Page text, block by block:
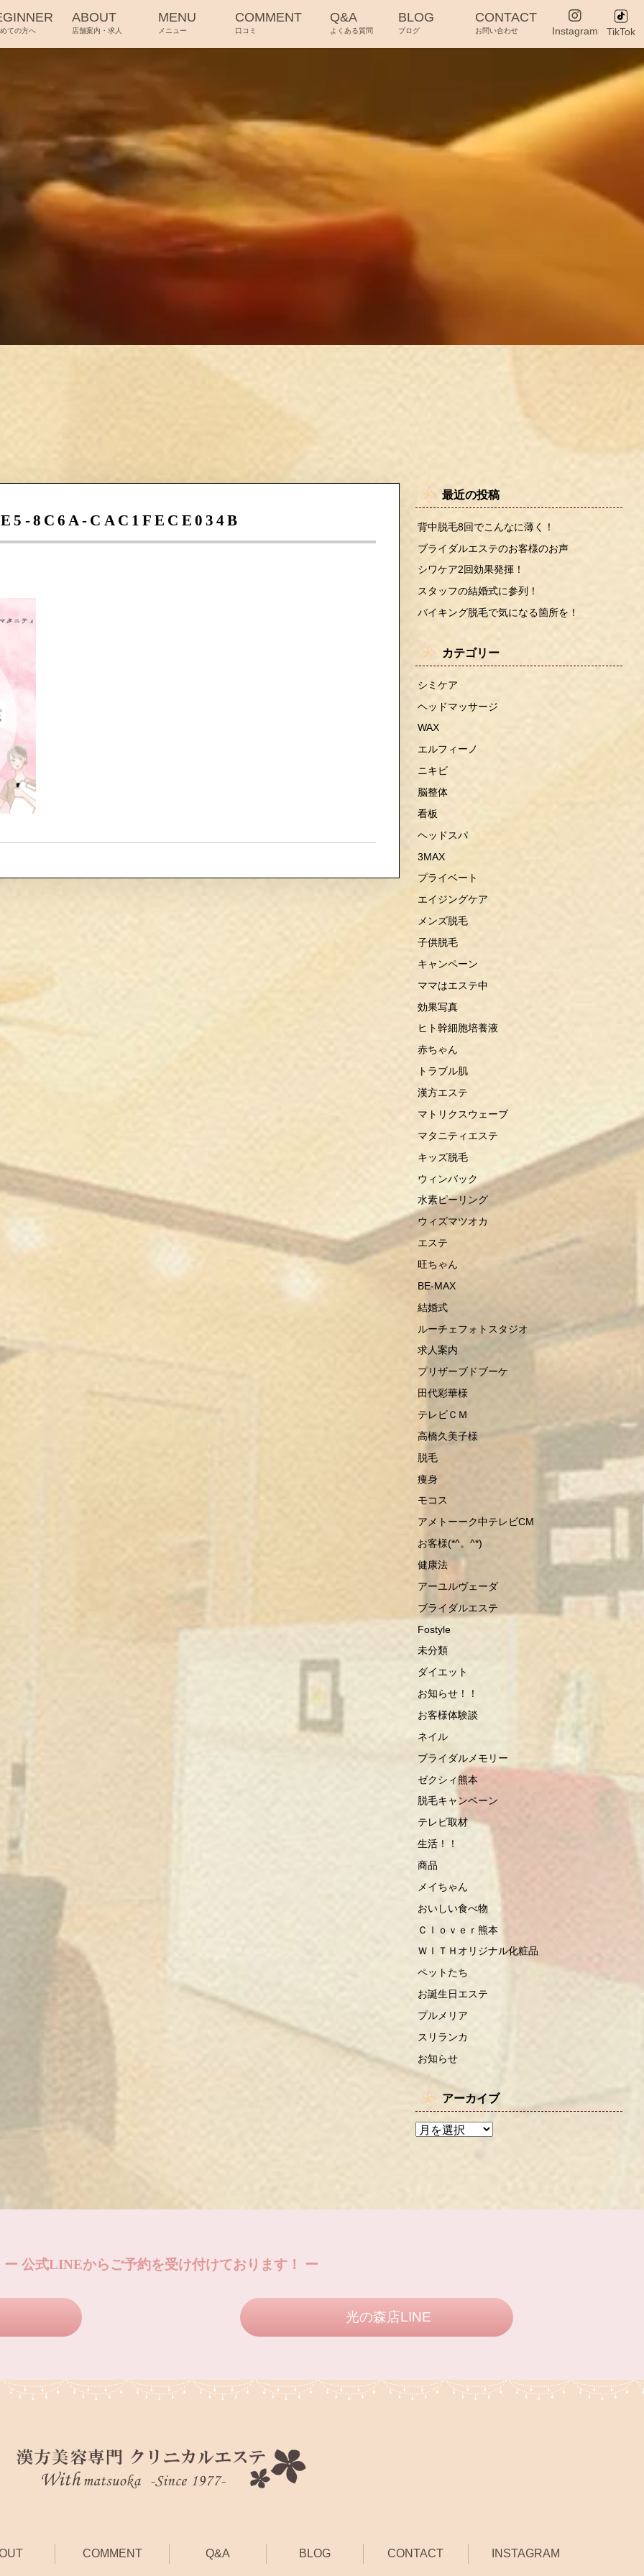
ての方へ
ABOUT
店舗案内・求人
MENU
メニュー
COMMENT
口コミ
Q&A
よくある質問
BLOG
ブログ
CONTACT
お問い合わせ Instagram TikTok
8C6A-CAC1FECE034B
最近の投稿
背中脱毛8回でこんなに薄く！
ブライダルエステのお客様のお声
シワケア2回効果発揮！
スタッフの結婚式に参列！
バイキング脱毛で気になる箇所を！
カテゴリー
シミケア
ヘッドマッサージ
WAX
エルフィーノ
ニキビ
脳整体
看板
ヘッドスパ
3MAX
プライベート
エイジングケア
メンズ脱毛
子供脱毛
キャンペーン
ママはエステ中
効果写真
ヒト幹細胞培養液
赤ちゃん
トラブル肌
漢方エステ
マトリクスウェーブ
マタニティエステ
キッズ脱毛
ウィンバック
水素ピーリング
ウィズマツオカ
エステ
旺ちゃん
BE-MAX
結婚式
ルーチェフォトスタジオ
求人案内
プリザーブドブーケ
田代彩華様
テレビＣＭ
高橋久美子様
脱毛
痩身
モコス
アメトーーク中テレビCM
お客様(*^。^*)
健康法
アーユルヴェーダ
ブライダルエステ
Fostyle
未分類
ダイエット
お知らせ！！
お客様体験談
ネイル
ブライダルメモリー
ゼクシィ熊本
脱毛キャンペーン
テレビ取材
生活！！
商品
メイちゃん
おいしい食べ物
Ｃｌｏｖｅｒ熊本
ＷＩＴＨオリジナル化粧品
ペットたち
お誕生日エステ
プルメリア
スリランカ
お知らせ
アーカイブ
ー 公式LINEからご予約を受け付けております！ ー
光の森店LINE
COMMENT Q&A BLOG CONTACT INSTAGRAM